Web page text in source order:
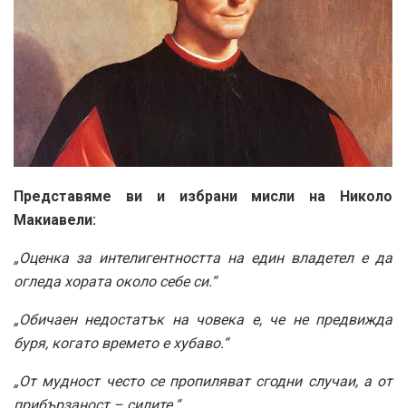
Представяме ви и избрани мисли на Николо
Макиавели:
„Оценка за интелигентността на един владетел е да
огледа хората около себе си.“
„Обичаен недостатък на човека е, че не предвижда
буря, когато времето е хубаво.“
„От мудност често се пропиляват сгодни случаи, а от
прибързаност – силите.“